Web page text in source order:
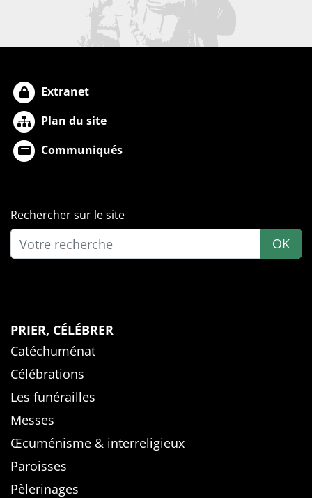
Extranet
Plan du site
Communiqués
Rechercher sur le site
OK
PRIER, CÉLÉBRER
Catéchuménat
Célébrations
Les funérailles
Messes
Œcuménisme & interreligieux
Paroisses
Pèlerinages